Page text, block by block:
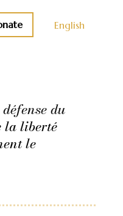
English
du
la liberté
le